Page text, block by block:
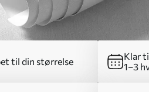
til din størrelse
Klar
1–3